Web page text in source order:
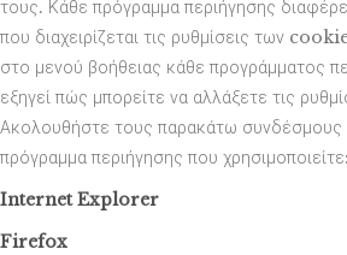
τους. Κάθε πρόγραμμα περιήγησης
που διαχειρίζεται τις ρυθμίσεις των
στο μενού βοήθειας κάθε προγράμματος
εξηγεί πώς μπορείτε να αλλάξετε τις
Ακολουθήστε τους παρακάτω συνδέσμους
πρόγραμμα περιήγησης που χρησιμοποιείτε:
Internet Explorer
Firefox